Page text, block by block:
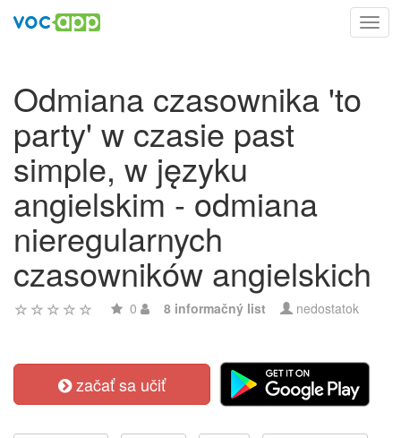
Odmiana czasownika 'to
party' w czasie past
simple, w języku
angielskim - odmiana
nieregularnych
czasowników angielskich
0 8 informačný list nedostatok
začať sa učiť